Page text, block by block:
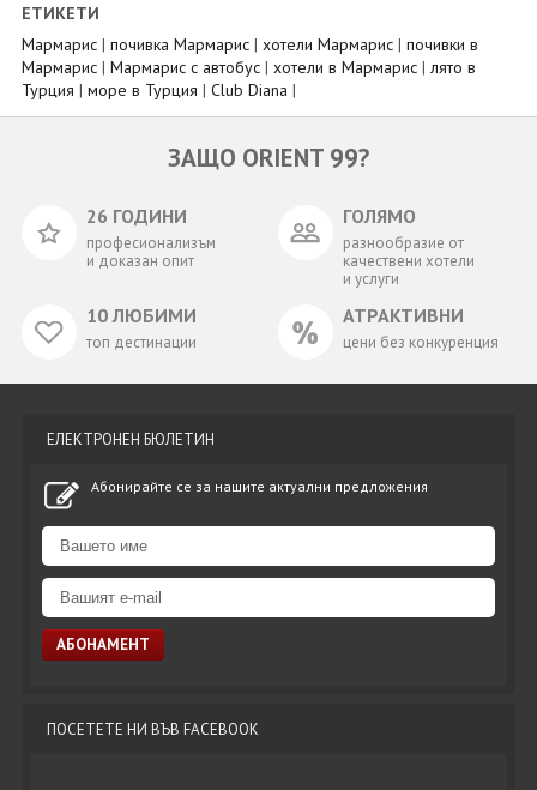
ЕТИКЕТИ
Мармарис | почивка Мармарис | хотели Мармарис | почивки в
Мармарис | Мармарис с автобус | хотели в Мармарис | лято в
Турция | море в Турция | Club Diana |
ЗАЩО ORIENT 99?
26 ГОДИНИ
професионализъм
и доказан опит
ГОЛЯМО
разнообразие от
качествени хотели
и услуги
10 ЛЮБИМИ
топ дестинации
АТРАКТИВНИ
цени без конкуренция
ЕЛЕКТРОНЕН БЮЛЕТИН
Абонирайте се за нашите актуални предложения
ПОСЕТЕТЕ НИ ВЪВ FACEBOOK